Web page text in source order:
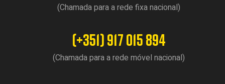
(Chamada para a rede fixa nacional)
(+351) 917 015 894
(Chamada para a rede móvel nacional)